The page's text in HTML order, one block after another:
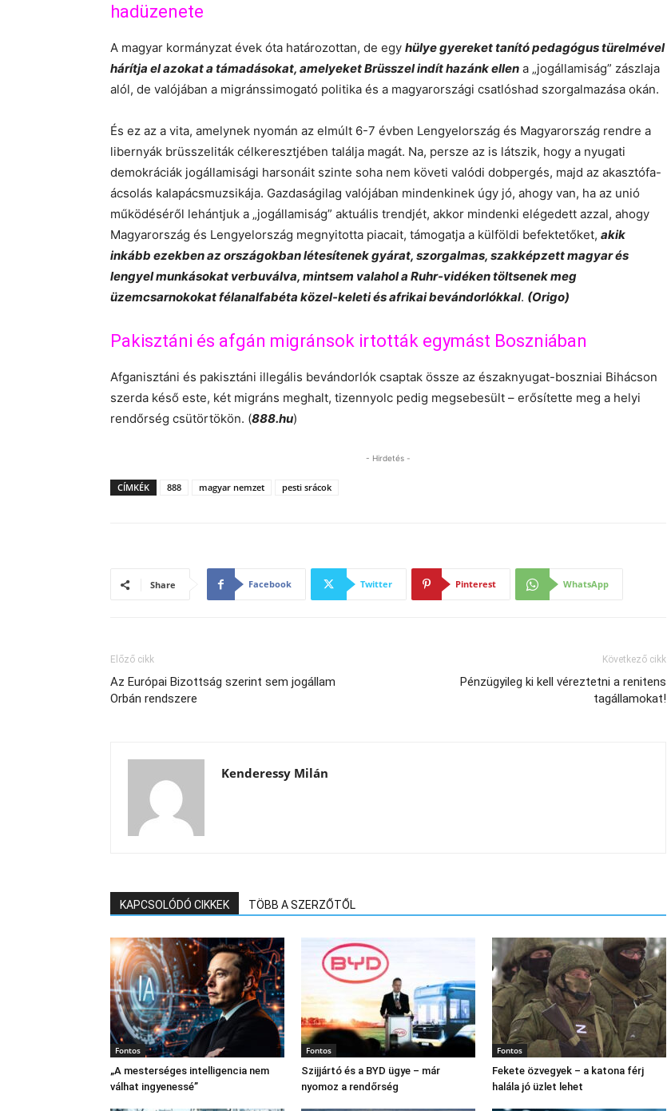
hadüzenete
A magyar kormányzat évek óta határozottan, de egy hülye gyereket tanító pedagógus türelmével
hárítja el azokat a támadásokat, amelyeket Brüsszel indít hazánk ellen a „jogállamiság” zászlaja
alól, de valójában a migránssimogató politika és a magyarországi csatlóshad szorgalmazása okán.
És ez az a vita, amelynek nyomán az elmúlt 6-7 évben Lengyelország és Magyarország rendre a
libernyák brüsszeliták célkeresztjében találja magát. Na, persze az is látszik, hogy a nyugati
demokráciák jogállamisági harsonáit szinte soha nem követi valódi dobpergés, majd az akasztófa-
ácsolás kalapácsmuzsikája. Gazdaságilag valójában mindenkinek úgy jó, ahogy van, ha az unió
működéséről lehántjuk a „jogállamiság” aktuális trendjét, akkor mindenki elégedett azzal, ahogy
Magyarország és Lengyelország megnyitotta piacait, támogatja a külföldi befektetőket, akik
inkább ezekben az országokban létesítenek gyárat, szorgalmas, szakképzett magyar és
lengyel munkásokat verbuválva, mintsem valahol a Ruhr-vidéken töltsenek meg
üzemcsarnokokat félanalfabéta közel-keleti és afrikai bevándorlókkal. (Origo)
Pakisztáni és afgán migránsok irtották egymást Boszniában
Afganisztáni és pakisztáni illegális bevándorlók csaptak össze az északnyugat-boszniai Bihácson
szerda késő este, két migráns meghalt, tizennyolc pedig megsebesült – erősítette meg a helyi
rendőrség csütörtökön. (888.hu)
- Hirdetés -
CÍMKÉK 888 magyar nemzet pesti srácok
Share Facebook Twitter Pinterest WhatsApp
Előző cikk
Az Európai Bizottság szerint sem jogállam
Orbán rendszere
Következő cikk
Pénzügyileg ki kell véreztetni a renitens
tagállamokat!
Kenderessy Milán
KAPCSOLÓDÓ CIKKEK TÖBB A SZERZŐTŐL
Fontos
„A mesterséges intelligencia nem
válhat ingyenessé”
Fontos
Szijjártó és a BYD ügye – már
nyomoz a rendőrség
Fontos
Fekete özvegyek – a katona férj
halála jó üzlet lehet